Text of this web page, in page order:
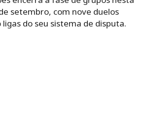
setembro, com nove duelos
do seu sistema de disputa.